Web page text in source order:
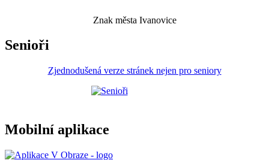
Znak města Ivanovice
Senioři
Zjednodušená verze stránek nejen pro seniory
Mobilní aplikace